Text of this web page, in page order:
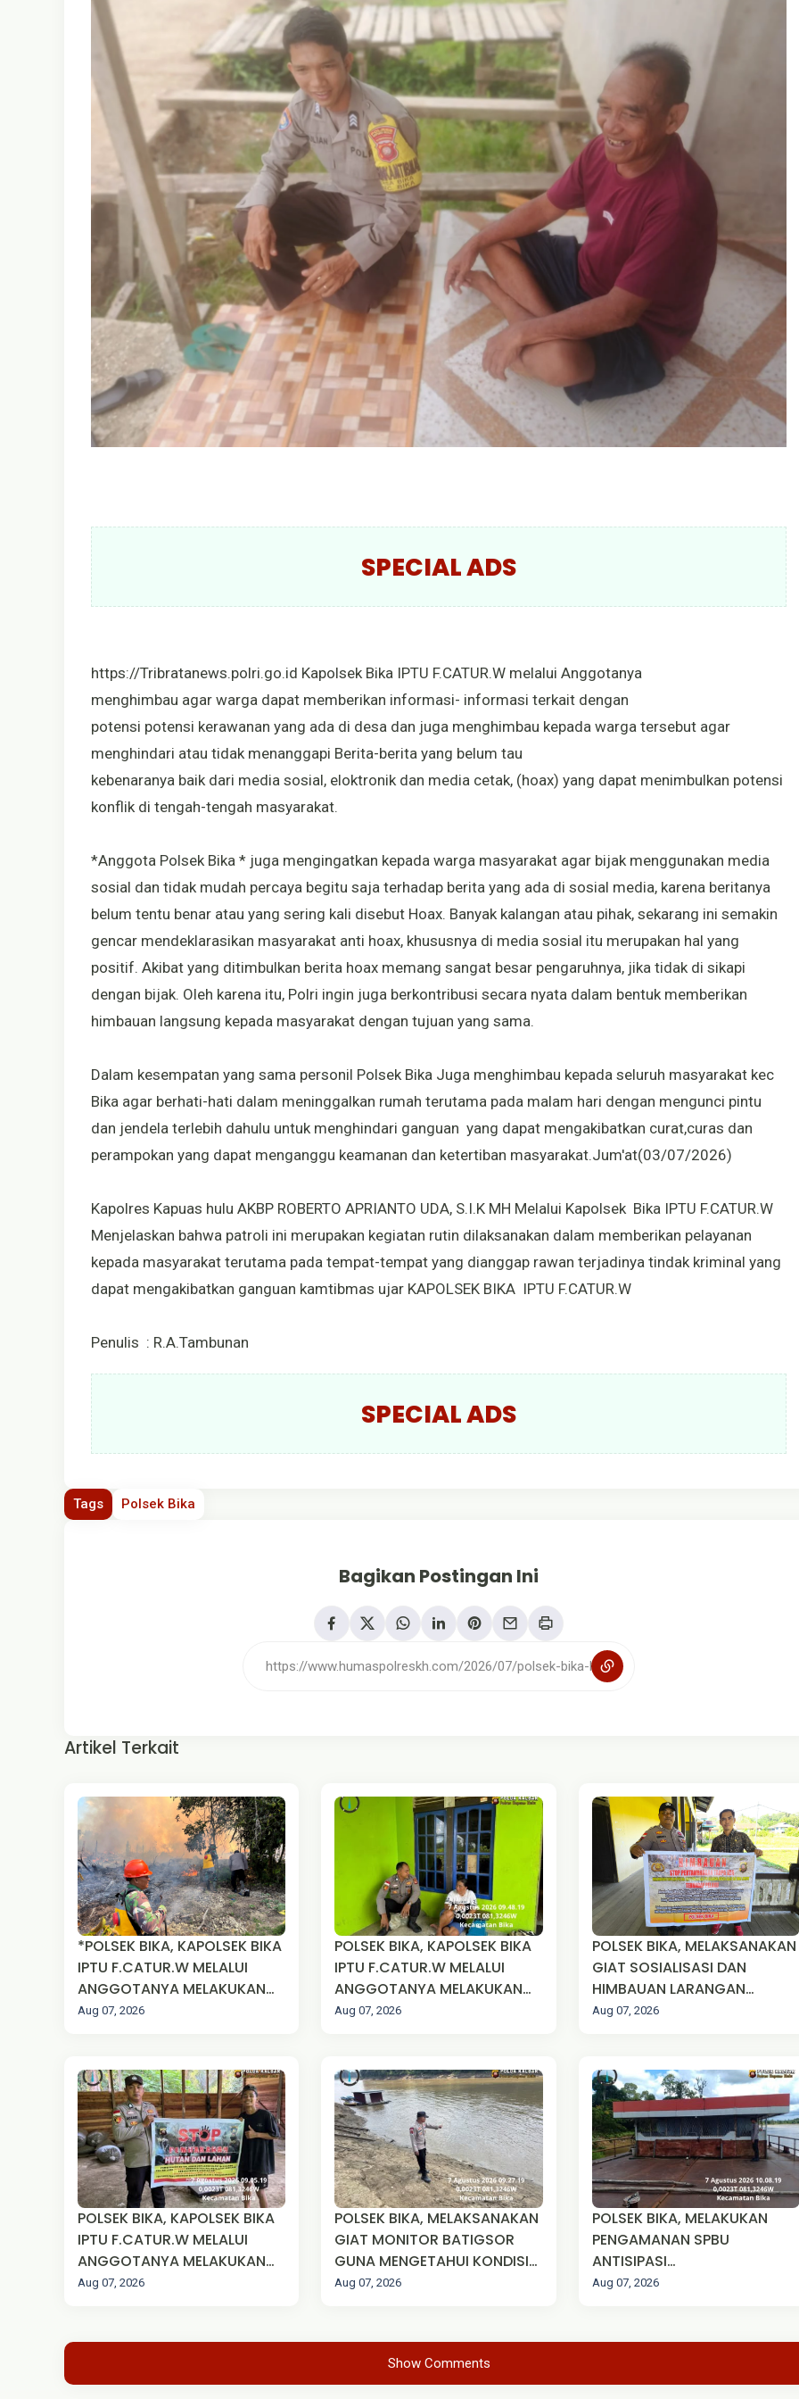
SPECIAL ADS
https://Tribratanews.polri.go.id Kapolsek Bika IPTU F.CATUR.W melalui Anggotanya
menghimbau agar warga dapat memberikan informasi- informasi terkait dengan
potensi potensi kerawanan yang ada di desa dan juga menghimbau kepada warga tersebut agar
menghindari atau tidak menanggapi Berita-berita yang belum tau
kebenaranya baik dari media sosial, eloktronik dan media cetak, (hoax) yang dapat menimbulkan potensi
konflik di tengah-tengah masyarakat.
*Anggota Polsek Bika * juga mengingatkan kepada warga masyarakat agar bijak menggunakan media
sosial dan tidak mudah percaya begitu saja terhadap berita yang ada di sosial media, karena beritanya
belum tentu benar atau yang sering kali disebut Hoax. Banyak kalangan atau pihak, sekarang ini semakin
gencar mendeklarasikan masyarakat anti hoax, khususnya di media sosial itu merupakan hal yang
positif. Akibat yang ditimbulkan berita hoax memang sangat besar pengaruhnya, jika tidak di sikapi
dengan bijak. Oleh karena itu, Polri ingin juga berkontribusi secara nyata dalam bentuk memberikan
himbauan langsung kepada masyarakat dengan tujuan yang sama.
Dalam kesempatan yang sama personil Polsek Bika Juga menghimbau kepada seluruh masyarakat kec
Bika agar berhati-hati dalam meninggalkan rumah terutama pada malam hari dengan mengunci pintu
dan jendela terlebih dahulu untuk menghindari ganguan yang dapat mengakibatkan curat,curas dan
perampokan yang dapat menganggu keamanan dan ketertiban masyarakat.Jum'at(03/07/2026)
Kapolres Kapuas hulu AKBP ROBERTO APRIANTO UDA, S.I.K MH Melalui Kapolsek Bika IPTU F.CATUR.W
Menjelaskan bahwa patroli ini merupakan kegiatan rutin dilaksanakan dalam memberikan pelayanan
kepada masyarakat terutama pada tempat-tempat yang dianggap rawan terjadinya tindak kriminal yang
dapat mengakibatkan ganguan kamtibmas ujar KAPOLSEK BIKA IPTU F.CATUR.W
Penulis : R.A.Tambunan
SPECIAL ADS
Tags Polsek Bika
Bagikan Postingan Ini
Artikel Terkait
*POLSEK BIKA, KAPOLSEK BIKA
IPTU F.CATUR.W MELALUI
ANGGOTANYA MELAKUKAN
KEGIATAN PENGAMANAN
Aug 07, 2026
POLSEK BIKA, KAPOLSEK BIKA
IPTU F.CATUR.W MELALUI
ANGGOTANYA MELAKUKAN
KEGIATAN PATROLI
Aug 07, 2026
POLSEK BIKA, MELAKSANAKAN
GIAT SOSIALISASI DAN
HIMBAUAN LARANGAN
PERTABANGAN EMAS TANPA
Aug 07, 2026
POLSEK BIKA, KAPOLSEK BIKA
IPTU F.CATUR.W MELALUI
ANGGOTANYA MELAKUKAN
KEGIATAN SOSUALISASI
Aug 07, 2026
POLSEK BIKA, MELAKSANAKAN
GIAT MONITOR BATIGSOR
GUNA MENGETAHUI KONDISI
DEBIT AIR SUNGAI KAPUAS.
Aug 07, 2026
POLSEK BIKA, MELAKUKAN
PENGAMANAN SPBU
ANTISIPASI
PENYALAHGUNAAN BBM SPBB
Aug 07, 2026
Show Comments